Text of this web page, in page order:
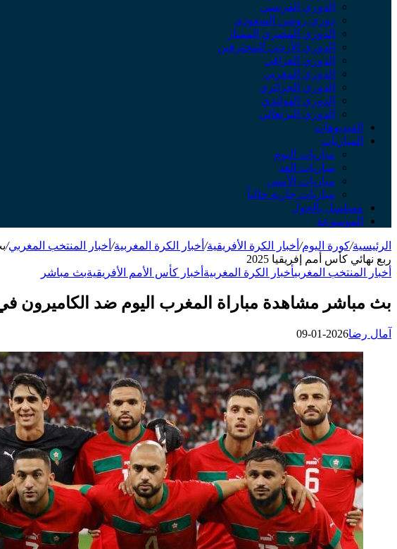
الدوري الفرنسي
دوري روشن السعودي
الدوري المصري الممتاز
الدوري الأردني للمحترفين
الدوري العراقي
الدوري المغربي
الدوري الجزائري
الدوري الهولندي
الدوري البرتغالي
الفيديوهات
المباريات
مباريات اليوم
مباريات الغد
مباريات الأمس
مباريات جارية حالياً
مسلسل بالجول
الموسوعة
الرئيسية/كورة اليوم/ أخبار الكرة الأفريقية/ أخبار الكرة المغربية/ أخبار المنتخب المغربي/
ربع نهائي كأس أمم إفريقيا 2025
أخبار المنتخب المغربيأخبار الكرة المغربية أخبار كأس الأمم الأفريقيةبث مباشر
بث مباشر مشاهدة مباراة المغرب اليوم ضد الكاميرون في
آمال رضا2026-01-09